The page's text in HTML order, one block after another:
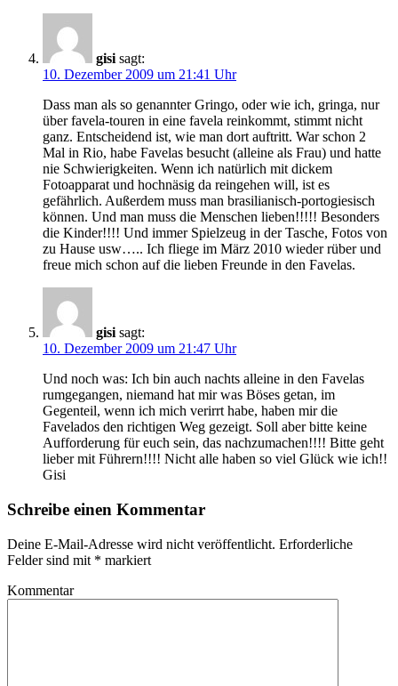
gisi sagt:
10. Dezember 2009 um 21:41 Uhr
Dass man als so genannter Gringo, oder wie ich, gringa, nur
über favela-touren in eine favela reinkommt, stimmt nicht
ganz. Entscheidend ist, wie man dort auftritt. War schon 2
Mal in Rio, habe Favelas besucht (alleine als Frau) und hatte
nie Schwierigkeiten. Wenn ich natürlich mit dickem
Fotoapparat und hochnäsig da reingehen will, ist es
gefährlich. Außerdem muss man brasilianisch-portogiesisch
können. Und man muss die Menschen lieben!!!!! Besonders
die Kinder!!!! Und immer Spielzeug in der Tasche, Fotos von
zu Hause usw….. Ich fliege im März 2010 wieder rüber und
freue mich schon auf die lieben Freunde in den Favelas.
gisi sagt:
10. Dezember 2009 um 21:47 Uhr
Und noch was: Ich bin auch nachts alleine in den Favelas
rumgegangen, niemand hat mir was Böses getan, im
Gegenteil, wenn ich mich verirrt habe, haben mir die
Favelados den richtigen Weg gezeigt. Soll aber bitte keine
Aufforderung für euch sein, das nachzumachen!!!! Bitte geht
lieber mit Führern!!!! Nicht alle haben so viel Glück wie ich!!
Gisi
Schreibe einen Kommentar
Deine E-Mail-Adresse wird nicht veröffentlicht. Erforderliche
Felder sind mit * markiert
Kommentar